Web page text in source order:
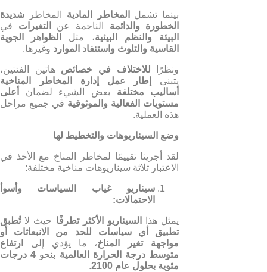
بينما تشمل المخاطر المادية المخاطر شديدة
الخطورة والدائمة الناجمة عن التغيرات في
البيئة
والنظم البيئية، مثل
الظواهر الجوية
القاسية والتلوث واستنفاد الموارد وغيرها.
ونظرًا للاختلاف في خصائص هاتين الفئتين،
يتبنى إطار عمل إدارة المخاطر
المناخية
أساليب مختلفة بعض الشيء لضمان
أعلى
مستويات الفعالية والموثوقية في جميع مراحل
هذه العملية.
وضع السيناريوهات والتخطيط لها
لقد أجرينا تقييمًا لمخاطر المناخ مع الأخذ في
الاعتبار ثلاثة سيناريوهات مناخية مختلفة:
سيناريو غياب السياسات وأسوأ
الاحتمالات:
يمثل هذا السيناريو الأكثر تطرفًا حيث لاتُطبق
تطبيق أي سياسات للحد من الانبعاثات أو
مواجهة تغير المناخ، ما يؤدي إلى
ارتفاع
متوسط درجة الحرارة العالمية بنحو 4 درجات
مئوية بحلول عام 2100
.